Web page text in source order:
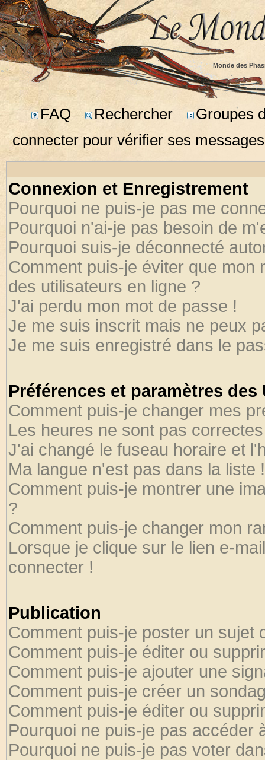
Monde des
FAQ Rechercher
Groupes
connecter pour vérifier ses
Connexion et Enregistrement
Pourquoi ne puis-je pas me
Pourquoi n'ai-je pas besoin de
Pourquoi suis-je déconnecté
Comment puis-je éviter que mon
des utilisateurs en ligne ?
J'ai perdu mon mot de passe !
Je me suis inscrit mais ne peux
Je me suis enregistré dans le
Préférences et paramètres
Comment puis-je changer mes
Les heures ne sont pas
J'ai changé le fuseau horaire et
Ma langue n'est pas dans la liste !
Comment puis-je montrer une
?
Comment puis-je changer mon
Lorsque je clique sur le lien e-
connecter !
Publication
Comment puis-je poster un sujet
Comment puis-je éditer ou
Comment puis-je ajouter une
Comment puis-je créer un
Comment puis-je éditer ou
Pourquoi ne puis-je pas accéder
Pourquoi ne puis-je pas voter